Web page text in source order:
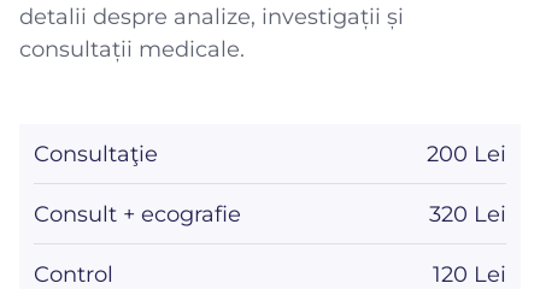
detalii despre analize, investigații și
consultații medicale.
Consultaţie 200 Lei
Consult + ecografie 320 Lei
Control 120 Lei